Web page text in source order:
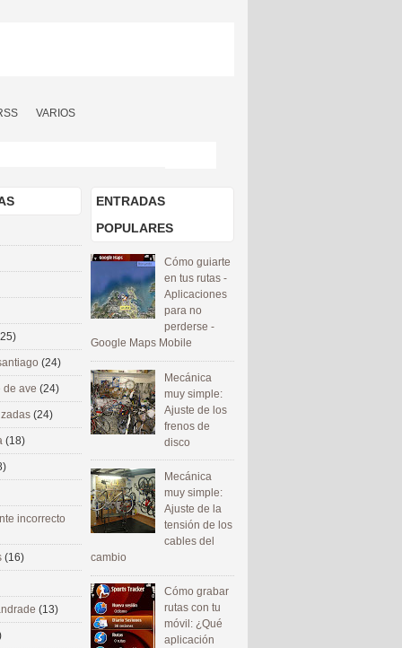
VARIOS
ENTRADAS
POPULARES
Cómo guiarte
en tus rutas -
Aplicaciones
para no
perderse -
Google Maps Mobile
Mecánica
muy simple:
Ajuste de los
frenos de
disco
Mecánica
muy simple:
Ajuste de la
tensión de los
cables del
cambio
Cómo grabar
rutas con tu
móvil: ¿Qué
aplicación
(24)
de ave (24)
(24)
(18)
incorrecto
(16)
(13)